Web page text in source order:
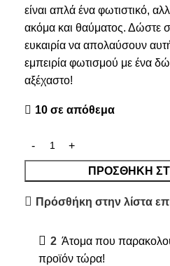
είναι απλά ένα φωτιστικό,
ακόμα και θαύματος. Δώστε
ευκαιρία να απολαύσουν
εμπειρία φωτισμού με ένα
αξέχαστο!
10 σε απόθεμα
ΠΡΟΣΘΉΚΗ
Πρόσθήκη στην λίστα
2 Άτομα που
προϊόν τώρα!